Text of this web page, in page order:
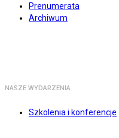
Prenumerata
Archiwum
NASZE WYDARZENIA
Szkolenia i konferencje